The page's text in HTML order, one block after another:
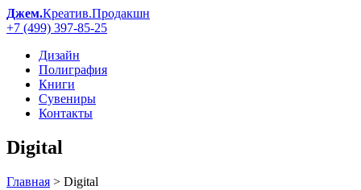
Джем.Креатив.Продакшн
+7 (499) 397-85-25
Дизайн
Полиграфия
Книги
Сувениры
Контакты
Digital
Главная > Digital